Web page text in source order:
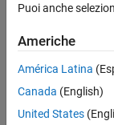
Andrea
2015
1
Risposta
Puoi anche
Americhe
América Latina
Canada (English)
United States